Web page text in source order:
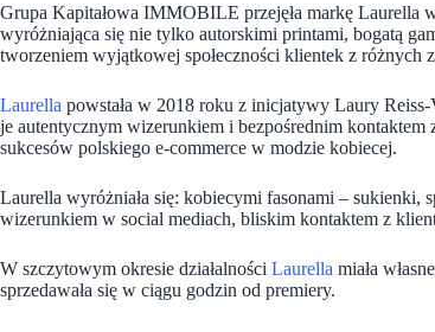
Grupa Kapitałowa IMMOBILE przejęła markę
wyróżniająca się nie tylko autorskimi printami, bogatą
tworzeniem wyjątkowej społeczności klientek z różnych
Laurella powstała w 2018 roku z inicjatywy Laury
je autentycznym wizerunkiem i bezpośrednim
sukcesów polskiego e-commerce w modzie kobiecej.
Laurella wyróżniała się: kobiecymi fasonami –
wizerunkiem w social mediach, bliskim kontaktem z
W szczytowym okresie działalności Laurella miała
sprzedawała się w ciągu godzin od premiery.